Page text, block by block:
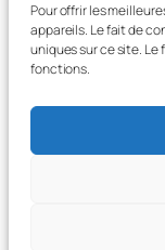
Pour offrir les
appareils. Le fait de
uniques sur ce site.
fonctions.